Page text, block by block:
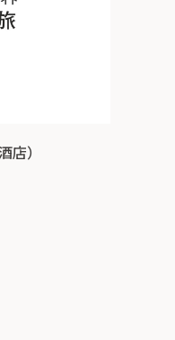
）